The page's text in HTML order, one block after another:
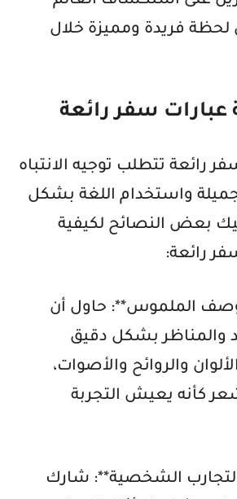
لحظة فريدة ومميزة خلال
عبارات سفر رائعة
رائعة تتطلب توجيه الانتباه
واستخدام اللغة بشكل
بعض النصائح لكيفية
رائعة:
الملموس**: حاول أن
بشكل دقيق
والروائح والأصوات،
كأنه يعيش التجربة
التجارب الشخصية**: شارك